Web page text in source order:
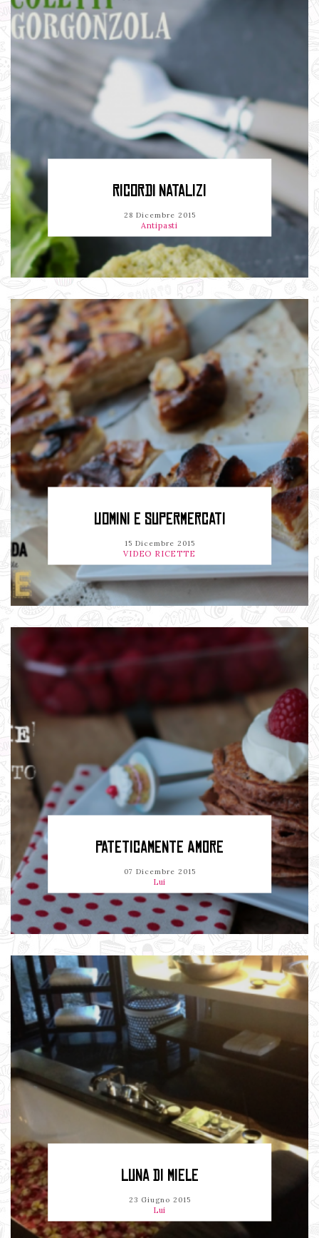
RICORDI NATALIZI
28 Dicembre 2015
Antipasti
UOMINI E SUPERMERCATI
15 Dicembre 2015
VIDEO RICETTE
PATETICAMENTE AMORE
07 Dicembre 2015
Lui
LUNA DI MIELE
23 Giugno 2015
Lui